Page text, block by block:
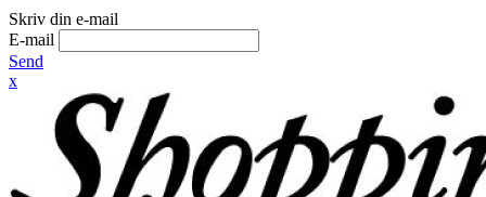
Skriv din e-mail
E-mail
Send
x